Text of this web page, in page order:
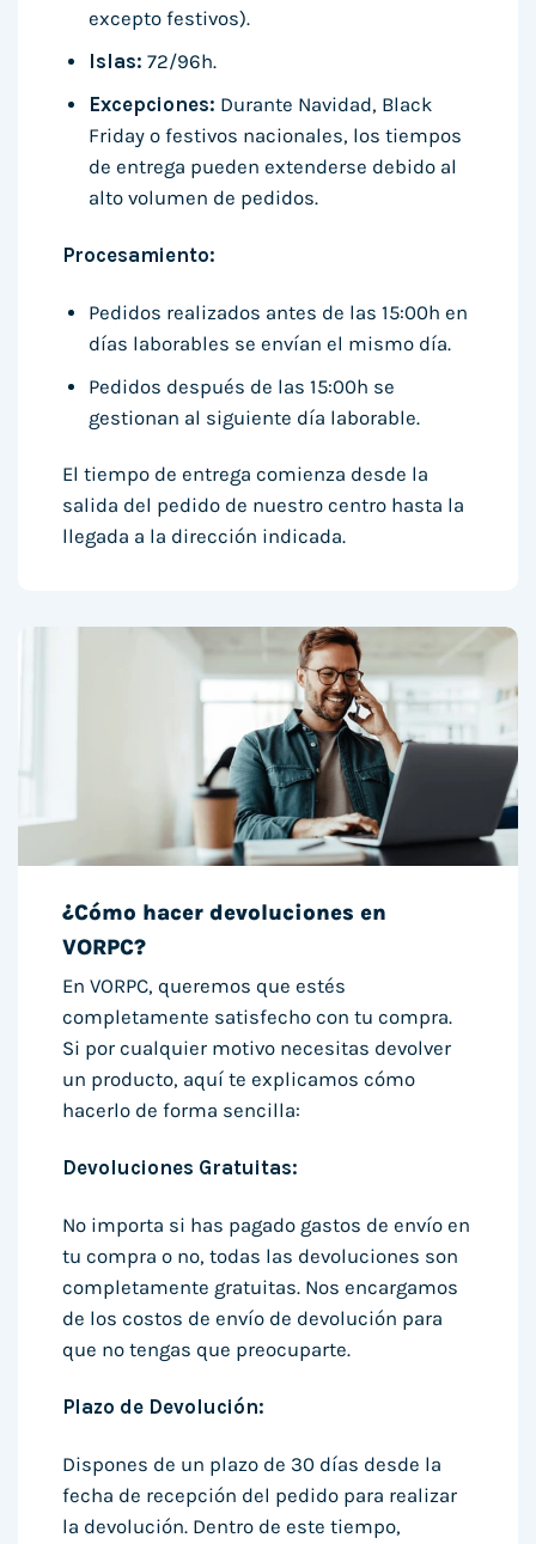
excepto festivos).
Islas: 72/96h.
Excepciones: Durante Navidad, Black
Friday o festivos nacionales, los tiempos
de entrega pueden extenderse debido al
alto volumen de pedidos.
Procesamiento:
Pedidos realizados antes de las 15:00h en
días laborables se envían el mismo día.
Pedidos después de las 15:00h se
gestionan al siguiente día laborable.
El tiempo de entrega comienza desde la
salida del pedido de nuestro centro hasta la
llegada a la dirección indicada.
¿Cómo hacer devoluciones en
VORPC?
En VORPC, queremos que estés
completamente satisfecho con tu compra.
Si por cualquier motivo necesitas devolver
un producto, aquí te explicamos cómo
hacerlo de forma sencilla:
Devoluciones Gratuitas:
No importa si has pagado gastos de envío en
tu compra o no, todas las devoluciones son
completamente gratuitas. Nos encargamos
de los costos de envío de devolución para
que no tengas que preocuparte.
Plazo de Devolución:
Dispones de un plazo de 30 días desde la
fecha de recepción del pedido para realizar
la devolución. Dentro de este tiempo,